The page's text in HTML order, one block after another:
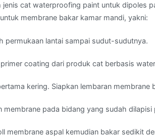
jenis cat waterproofing paint untuk dipoles
membrane bakar kamar mandi, yakni:
permukaan lantai sampai sudut-sudutnya.
coating dari produk cat berbasis
kering. Siapkan lembaran
membrane pada bidang yang sudah
membrane aspal kemudian bakar sedikit